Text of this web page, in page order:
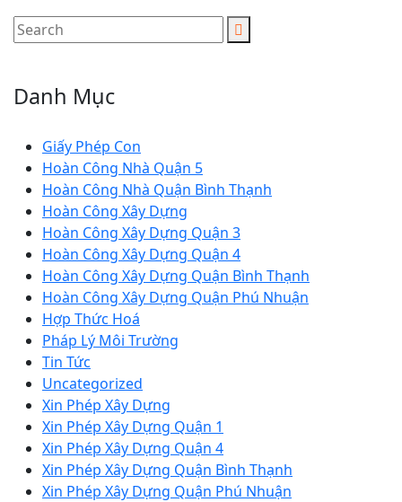
Danh Mục
Giấy Phép Con
Hoàn Công Nhà Quận 5
Hoàn Công Nhà Quận Bình Thạnh
Hoàn Công Xây Dựng
Hoàn Công Xây Dựng Quận 3
Hoàn Công Xây Dựng Quận 4
Hoàn Công Xây Dựng Quận Bình Thạnh
Hoàn Công Xây Dựng Quận Phú Nhuận
Hợp Thức Hoá
Pháp Lý Môi Trường
Tin Tức
Uncategorized
Xin Phép Xây Dựng
Xin Phép Xây Dựng Quận 1
Xin Phép Xây Dựng Quận 4
Xin Phép Xây Dựng Quận Bình Thạnh
Xin Phép Xây Dựng Quận Phú Nhuận